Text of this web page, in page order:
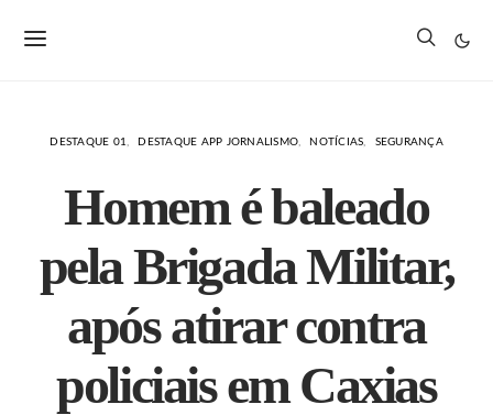
DESTAQUE 01 DESTAQUE APP JORNALISMO NOTÍCIAS SEGURANÇA
Homem é baleado
pela Brigada Militar,
após atirar contra
policiais em Caxias